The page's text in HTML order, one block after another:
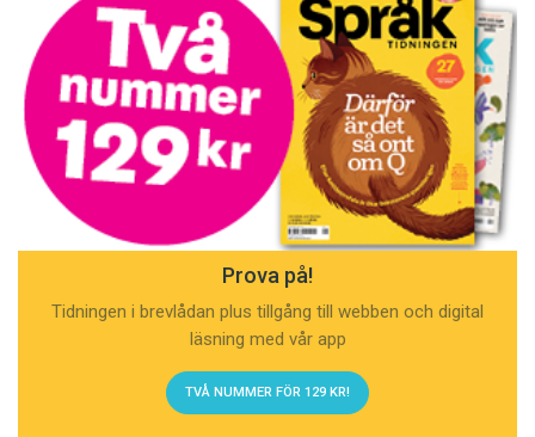
Prova på!
Tidningen i brevlådan plus tillgång till webben och digital
läsning med vår app
TVÅ NUMMER FÖR 129 KR!